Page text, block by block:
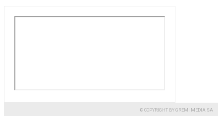
© COPYRIGHT BY GREMI MEDIA SA